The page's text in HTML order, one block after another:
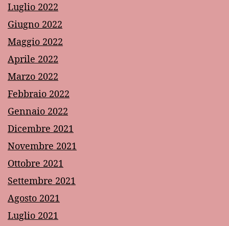
Luglio 2022
Giugno 2022
Maggio 2022
Aprile 2022
Marzo 2022
Febbraio 2022
Gennaio 2022
Dicembre 2021
Novembre 2021
Ottobre 2021
Settembre 2021
Agosto 2021
Luglio 2021